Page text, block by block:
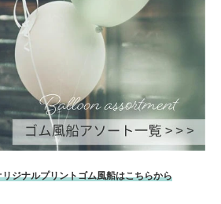
ジナルプリントゴム風船はこちらから